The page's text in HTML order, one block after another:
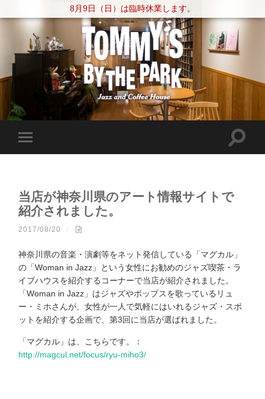
当店が神奈川県のアート情報サイトで
紹介されました。
2017/08/20 /
神奈川県の音楽・演劇等をネット発信している「マグカル」
の「Woman in Jazz」という女性にお勧めのジャズ喫茶・ラ
イブハウスを紹介するコーナーで当店が紹介されました。
「Woman in Jazz」はジャズやポップスを歌っているリュ
ー・ミホさんが、女性が一人で気軽にはいれるジャズ・スポ
ットを紹介する企画で、第3回に当店が選ばれました。
「マグカル」は、こちらです。：
http://magcul.net/focus/ryu-miho3/
8月9日（日）は臨時休業します。